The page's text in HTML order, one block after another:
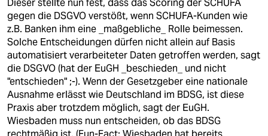
Dieser stellte nun fest, dass das Scoring der SCHUFA
gegen die DSGVO verstößt, wenn SCHUFA-Kunden wie
z.B. Banken ihm eine _maßgebliche_ Rolle beimessen.
Solche Entscheidungen dürfen nicht allein auf Basis
automatisiert verarbeiteter Daten getroffen werden, sagt
die DSGVO (hat der EuGH _beschieden_ und nicht
"entschieden" ;-). Wenn der Gesetzgeber eine nationale
Ausnahme erlässt wie Deutschland im BDSG, ist diese
Praxis aber trotzdem möglich, sagt der EuGH.
Wiesbaden muss nun entscheiden, ob das BDSG